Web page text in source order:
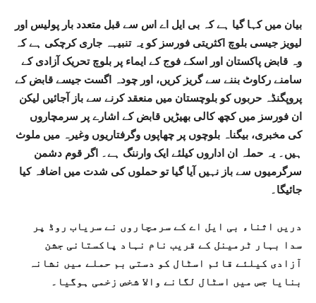
بیان میں کہا گیا ہے کہ بی ایل اے اس سے قبل متعدد بار پولیس اور
لیویز جیسی بلوچ اکثریتی فورسز کو یہ تنبیہہ جاری کرچکی ہے کہ
وہ قابض پاکستان اور اسکے فوج کے ایماء پر بلوچ تحریک آزادی کے
سامنے رکاوٹ بننے سے گریز کریں، اور چودہ اگست جیسے قابض کے
پروپگنڈہ حربوں کو بلوچستان میں منعقد کرنے سے باز آجائیں لیکن
ان فورسز میں کچھ کالی بھیڑیں قابض کے اشارے پر سرمچاروں
کی مخبری، بیگناہ بلوچوں پر چھاپوں وگرفتاریوں وغیرہ میں ملوث
ہیں۔ یہ حملہ ان اداروں کیلئے ایک وارننگ ہے۔ اگر قوم دشمن
سرگرمیوں سے باز نہیں آیا گیا تو حملوں کی شدت میں اضافہ کیا
جائیگا۔
دریں اثناء بی ایل اے کے سرمچاروں نے سریاب روڈ پر
سدا بہار ٹرمینل کے قریب نام نہاد پاکستانی جشن
آزادی کیلئے قائم اسٹال کو دستی بم حملے میں نشانہ
بنایا جس میں اسٹال لگانے والا شخص زخمی ہوگیا۔